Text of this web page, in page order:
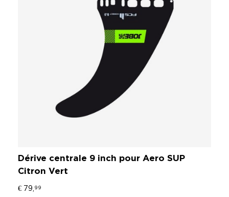
Dérive centrale 9 inch pour Aero SUP
Citron Vert
€ 79, 99